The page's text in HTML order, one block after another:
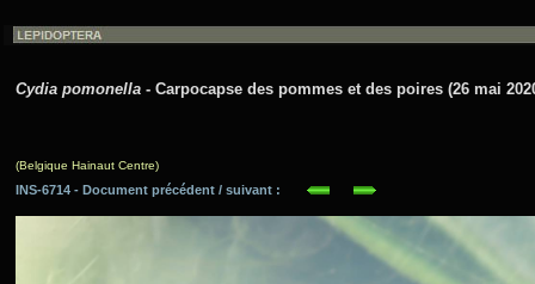
Cydia pomonella - Carpocapse des pommes et des poires (26 mai
(Belgique Hainaut Centre)
INS-6714 - Document précédent / suivant :